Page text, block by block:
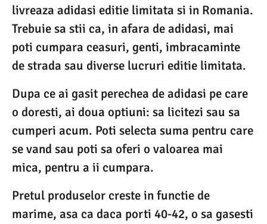
livreaza adidasi editie limitata si in Romania.
Trebuie sa stii ca, in afara de adidasi, mai
poti cumpara ceasuri, genti, imbracaminte
de strada sau diverse lucruri editie limitata.
Dupa ce ai gasit perechea de adidasi pe care
o doresti, ai doua optiuni: sa licitezi sau sa
cumperi acum. Poti selecta suma pentru care
se vand sau poti sa oferi o valoarea mai
mica, pentru a ii cumpara.
Pretul produselor creste in functie de
marime, asa ca daca porti 40-42, o sa gasesti